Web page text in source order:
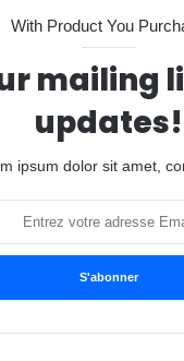
With Product You
mailing
updates!
ipsum dolor sit amet,